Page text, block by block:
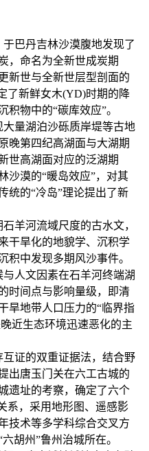
于巴丹吉林沙漠腹地发现了
，命名为全新世成炭期
新世与全新世层型剖面的
了新鲜女木(YD)时期的降
物中的“碳库效应”。
大量湖泊沙砾质岸堤等古地
晚第四纪高湖面与大湖期
世高湖面对应的泛湖期
沙漠的“暖岛效应”，对其
统的“冷岛”理论提出了新
羊河流域尺度的古水文，
干旱化的地貌学、沉积学
积中发现多期风沙事件。
与人文因素在石羊河终端湖
时间点与影响量级，即清
旱地带人口压力的“临界指
近生态环境迅速恶化的主
互证的双重证据法，结合野
出唐玉门关在六工古城的
遗址的考察，确定了六个
系，采用地形图、遥感影
技术等多学科综合交叉方
胡州”鲁州治城所在。